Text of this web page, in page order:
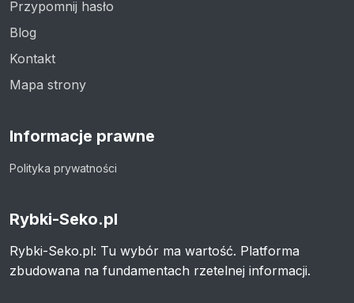
Przypomnij hasło
Blog
Kontakt
Mapa strony
Informacje prawne
Polityka prywatności
Rybki-Seko.pl
Rybki-Seko.pl: Tu wybór ma wartość. Platforma
zbudowana na fundamentach rzetelnej informacji.